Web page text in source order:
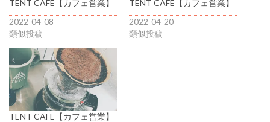
TENT CAFE【カフェ営業】
2022-04-08
類似投稿
TENT CAFE【カフェ営業】
2022-04-20
類似投稿
TENT CAFE【カフェ営業】